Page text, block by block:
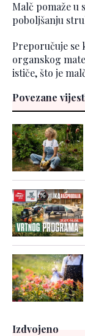
Malč pomaže u
poboljšanju
Preporučuje
organskog
ističe, što je
Povezane
Izdvojeno